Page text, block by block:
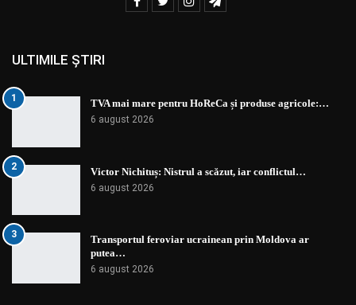
ULTIMILE ȘTIRI
1 TVA mai mare pentru HoReCa și produse agricole:…
6 august 2026
2 Victor Nichituș: Nistrul a scăzut, iar conflictul…
6 august 2026
3
Transportul feroviar ucrainean prin Moldova ar
putea…
6 august 2026